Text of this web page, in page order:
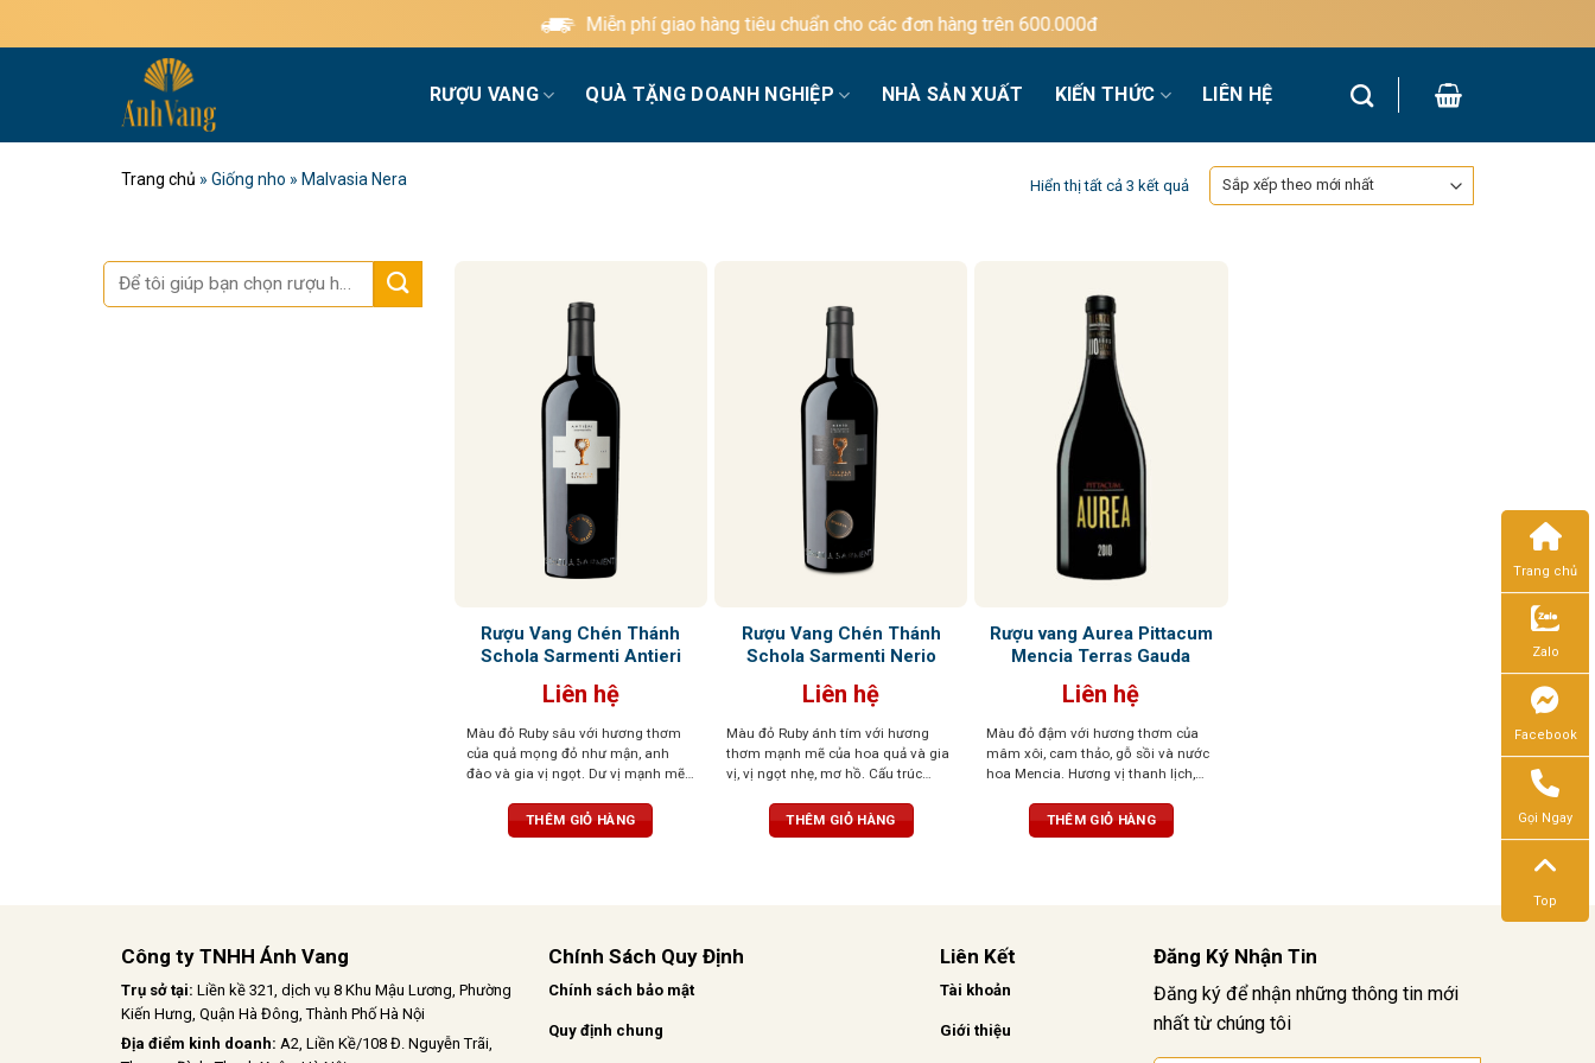
qua
Miễn phí giao hàng tiêu chuẩn cho các đơn hàng trên 600.000đ
RƯỢU VANG QUÀ TẶNG DOANH NGHIỆP NHÀ SẢN XUẤT KIẾN THỨC LIÊN HỆ
Trang chủ » Giống nho » Malvasia Nera Hiển thị tất cả 3 kết quảĐã
sắp
Tìm
kiếm:
Rượu Vang Chén Thánh
Schola Sarmenti Antieri
Liên hệ
Màu đỏ Ruby sâu với hương thơm
của quả mọng đỏ như mận, anh
đào và gia vị ngọt. Dư vị mạnh mẽ,
dẻo dai trên vòm miệng
THÊM GIỎ HÀNG
Rượu Vang Chén Thánh
Schola Sarmenti Nerio
Liên hệ
Màu đỏ Ruby ánh tím với hương
thơm mạnh mẽ của hoa quả và gia
vị, vị ngọt nhẹ, mơ hồ. Cấu trúc
THÊM GIỎ HÀNG
Rượu vang Aurea Pittacum
Mencia Terras Gauda
Liên hệ
Màu đỏ đậm với hương thơm của
mâm xôi, cam thảo, gỗ sồi và nước
hoa Mencia. Hương vị thanh lịch,
bằng và tươi mát, dư vị bền bỉ
THÊM GIỎ HÀNG
Công ty TNHH Ánh Vang
Trụ sở tại: Liền kề 321, dịch vụ 8 Khu Mậu Lương, Phường
Kiến Hưng, Quận Hà Đông, Thành Phố Hà Nội
Địa điểm kinh doanh: A2, Liền Kề/108 Đ. Nguyễn Trãi,
Chính Sách Quy Định
Chính sách bảo mật
Quy định chung
Liên Kết
Tài khoản
Giới thiệu
Đăng Ký Nhận Tin
Đăng ký để nhận những thông tin mới
nhất từ chúng tôi
Trang chủ
Zalo
Facebook
Gọi Ngay
Top